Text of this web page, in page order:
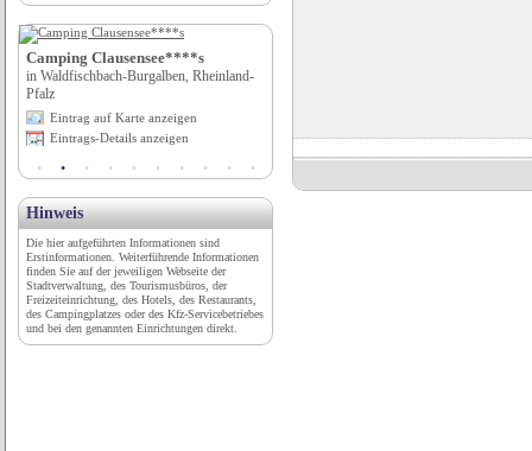
Camping Clausensee****s
in Waldfischbach-Burgalben, Rheinland-
Pfalz
Eintrag auf Karte anzeigen
Eintrags-Details anzeigen
Hinweis
Die hier aufgeführten Informationen sind
Erstinformationen. Weiterführende Informationen
finden Sie auf der jeweiligen Webseite der
Stadtverwaltung, des Tourismusbüros, der
Freizeiteinrichtung, des Hotels, des Restaurants,
des Campingplatzes oder des Kfz-Servicebetriebes
und bei den genannten Einrichtungen direkt.